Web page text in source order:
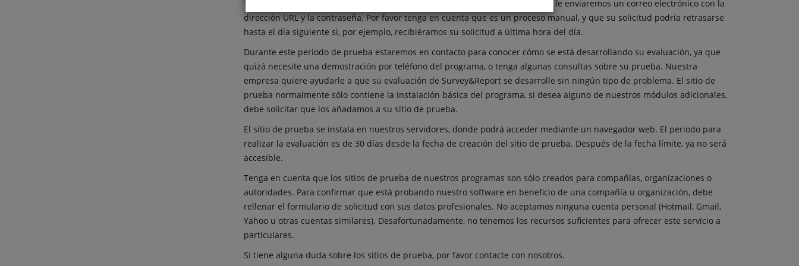
Tan pronto como recibamos esta información, crearemos su sitio de prueba y le enviaremos un correo electrónico con la
dirección URL y la contraseña. Por favor tenga en cuenta que es un proceso manual, y que su solicitud podría retrasarse
hasta el día siguiente si, por ejemplo, recibiéramos su solicitud a última hora del día.
Durante este periodo de prueba estaremos en contacto para conocer cómo se está desarrollando su evaluación, ya que
quizá necesite una demostración por teléfono del programa, o tenga algunas consultas sobre su prueba. Nuestra
empresa quiere ayudarle a que su evaluación de Survey&Report se desarrolle sin ningún tipo de problema. El sitio de
prueba normalmente sólo contiene la instalación básica del programa, si desea alguno de nuestros módulos adicionales,
debe solicitar que los añadamos a su sitio de prueba.
El sitio de prueba se instala en nuestros servidores, donde podrá acceder mediante un navegador web. El periodo para
realizar la evaluación es de 30 días desde la fecha de creación del sitio de prueba. Después de la fecha límite, ya no será
accesible.
Tenga en cuenta que los sitios de prueba de nuestros programas son sólo creados para compañías, organizaciones o
autoridades. Para confirmar que está probando nuestro software en beneficio de una compañía u organización, debe
rellenar el formulario de solicitud con sus datos profesionales. No aceptamos ninguna cuenta personal (Hotmail, Gmail,
Yahoo u otras cuentas similares). Desafortunadamente, no tenemos los recursos suficientes para ofrecer este servicio a
particulares.
Si tiene alguna duda sobre los sitios de prueba, por favor contacte con nosotros.